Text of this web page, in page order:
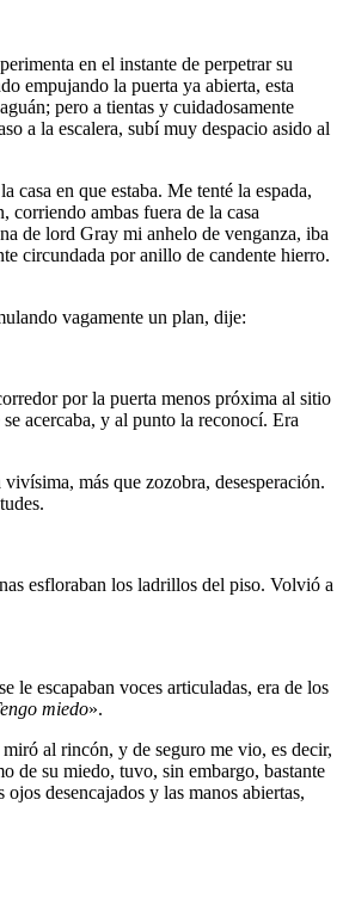
en el instante de perpetrar su
empujando la puerta ya abierta, esta
pero a tientas y cuidadosamente
a la escalera, subí muy despacio asido al
casa en que estaba. Me tenté la espada,
corriendo ambas fuera de la casa
de lord Gray mi anhelo de venganza, iba
circundada por anillo de candente hierro.
vagamente un plan, dije:
por la puerta menos próxima al sitio
acercaba, y al punto la reconocí. Era
más que zozobra, desesperación.
esfloraban los ladrillos del piso. Volvió a
le escapaban voces articuladas, era de los
miedo».
al rincón, y de seguro me vio, es decir,
de su miedo, tuvo, sin embargo, bastante
desencajados y las manos abiertas,